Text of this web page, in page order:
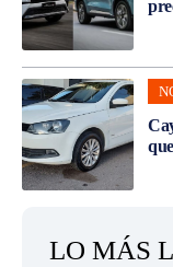
LO MÁS